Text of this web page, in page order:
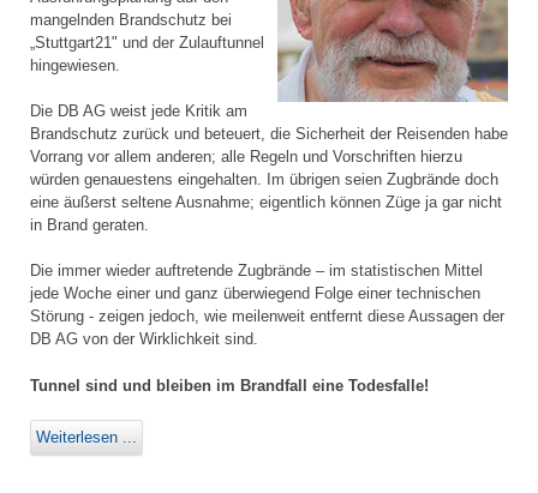
mangelnden Brandschutz bei
„Stuttgart21" und der Zulauftunnel
hingewiesen.
Die DB AG weist jede Kritik am
Brandschutz zurück und beteuert, die Sicherheit der Reisenden habe
Vorrang vor allem anderen; alle Regeln und Vorschriften hierzu
würden genauestens eingehalten. Im übrigen seien Zugbrände doch
eine äußerst seltene Ausnahme; eigentlich können Züge ja gar nicht
in Brand geraten.
Die immer wieder auftretende Zugbrände – im statistischen Mittel
jede Woche einer und ganz überwiegend Folge einer technischen
Störung - zeigen jedoch, wie meilenweit entfernt diese Aussagen der
DB AG von der Wirklichkeit sind.
Tunnel sind und bleiben im Brandfall eine Todesfalle!
Weiterlesen ...